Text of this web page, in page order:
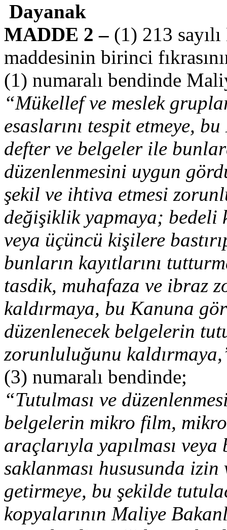
Dayanak
MADDE 2 – (1) 213
maddesinin birinci
(1) numaralı bendinde
“Mükellef ve meslek
esaslarını tespit etmeye,
defter ve belgeler ile
düzenlenmesini uygun
şekil ve ihtiva etmesi
değişiklik yapmaya; bedeli
veya üçüncü kişilere
bunların kayıtlarını
tasdik, muhafaza ve ibraz
kaldırmaya, bu Kanuna
düzenlenecek belgelerin
zorunluluğunu
(3) numaralı bendinde;
“Tutulması ve
belgelerin mikro film,
araçlarıyla yapılması
saklanması hususunda
getirmeye, bu şekilde
kopyalarının Maliye